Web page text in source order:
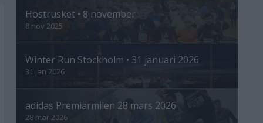
Höstrusket • 8 november
8 nov 2025
Winter Run Stockholm • 31 januari 2026
31 jan 2026
adidas Premiärmilen 28 mars 2026
28 mar 2026